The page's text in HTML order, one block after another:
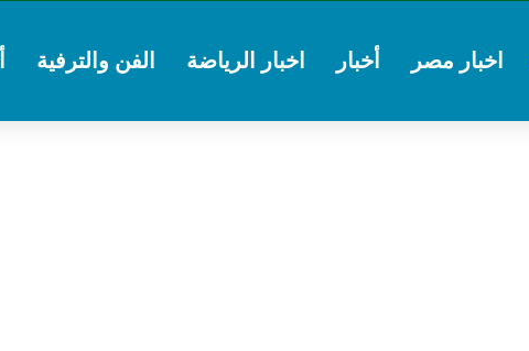
اخبار مصر أخبار اخبار الرياضة الفن والترفية